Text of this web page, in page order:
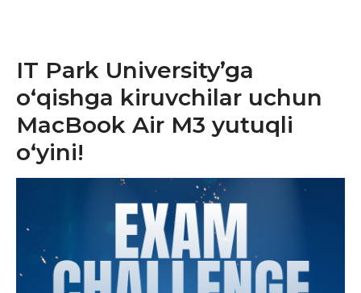
IT Park University’ga
o‘qishga kiruvchilar uchun
MacBook Air M3 yutuqli
o‘yini!